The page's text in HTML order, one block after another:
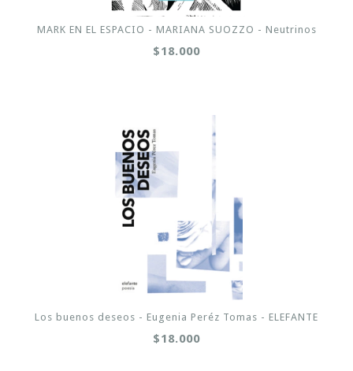
MARK EN EL ESPACIO - MARIANA SUOZZO - Neutrinos
$18.000
Los buenos deseos - Eugenia Peréz Tomas - ELEFANTE
$18.000